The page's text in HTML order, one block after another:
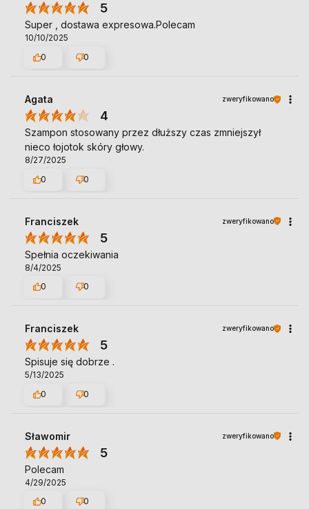
5
Super , dostawa expresowa.Polecam
10/10/2025
0
0
Agata zweryfikowano
4
Szampon stosowany przez dłuższy czas zmniejszył
nieco łojotok skóry głowy.
8/27/2025
0
0
Franciszek zweryfikowano
5
Spełnia oczekiwania
8/4/2025
0
0
Franciszek zweryfikowano
5
Spisuje się dobrze .
5/13/2025
0
0
Sławomir zweryfikowano
5
Polecam
4/29/2025
0
0